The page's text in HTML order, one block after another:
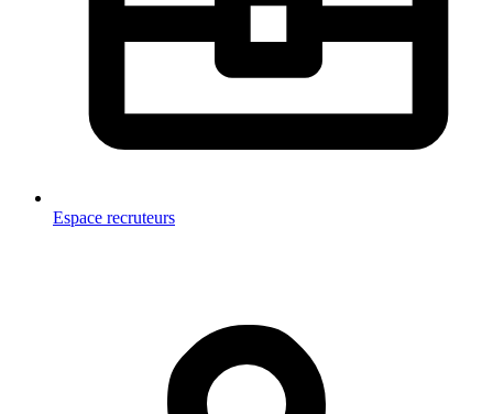
Espace recruteurs